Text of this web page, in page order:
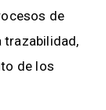
de
trazabilidad,
de los